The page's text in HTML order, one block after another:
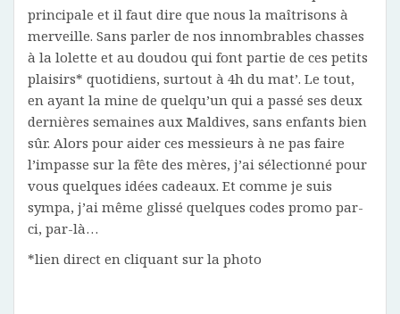
principale et il faut dire que nous la maîtrisons à
merveille. Sans parler de nos innombrables chasses
à la lolette et au doudou qui font partie de ces petits
plaisirs* quotidiens, surtout à 4h du mat’. Le tout,
en ayant la mine de quelqu’un qui a passé ses deux
dernières semaines aux Maldives, sans enfants bien
sûr. Alors pour aider ces messieurs à ne pas faire
l’impasse sur la fête des mères, j’ai sélectionné pour
vous quelques idées cadeaux. Et comme je suis
sympa, j’ai même glissé quelques codes promo par-
ci, par-là…
*lien direct en cliquant sur la photo